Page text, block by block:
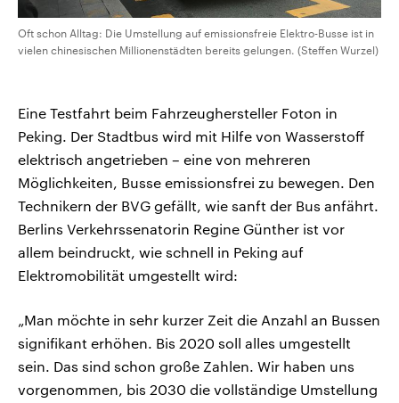
Oft schon Alltag: Die Umstellung auf emissionsfreie Elektro-Busse ist in
vielen chinesischen Millionenstädten bereits gelungen. (Steffen Wurzel)
Eine Testfahrt beim Fahrzeughersteller Foton in
Peking. Der Stadtbus wird mit Hilfe von Wasserstoff
elektrisch angetrieben – eine von mehreren
Möglichkeiten, Busse emissionsfrei zu bewegen. Den
Technikern der BVG gefällt, wie sanft der Bus anfährt.
Berlins Verkehrssenatorin Regine Günther ist vor
allem beindruckt, wie schnell in Peking auf
Elektromobilität umgestellt wird:
„Man möchte in sehr kurzer Zeit die Anzahl an Bussen
signifikant erhöhen. Bis 2020 soll alles umgestellt
sein. Das sind schon große Zahlen. Wir haben uns
vorgenommen, bis 2030 die vollständige Umstellung